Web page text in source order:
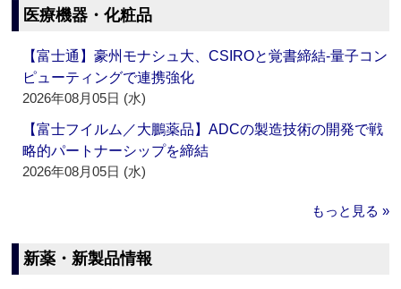
医療機器・化粧品
【富士通】豪州モナシュ大、CSIROと覚書締結‐量子コン
ピューティングで連携強化
2026年08月05日 (水)
【富士フイルム／大鵬薬品】ADCの製造技術の開発で戦
略的パートナーシップを締結
2026年08月05日 (水)
もっと見る »
新薬・新製品情報